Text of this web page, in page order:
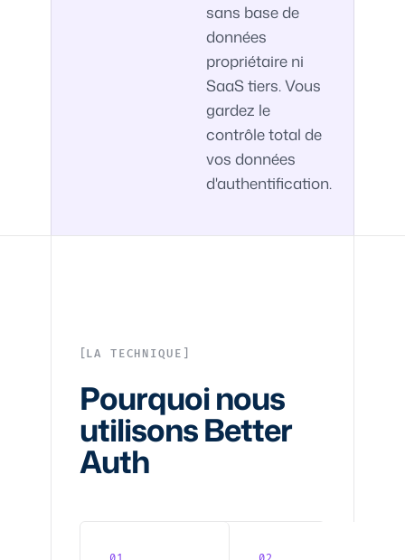
sans base de
données
propriétaire ni
SaaS tiers. Vous
gardez le
contrôle total de
vos données
d'authentification.
LA TECHNIQUE
Pourquoi nous
utilisons Better
Auth